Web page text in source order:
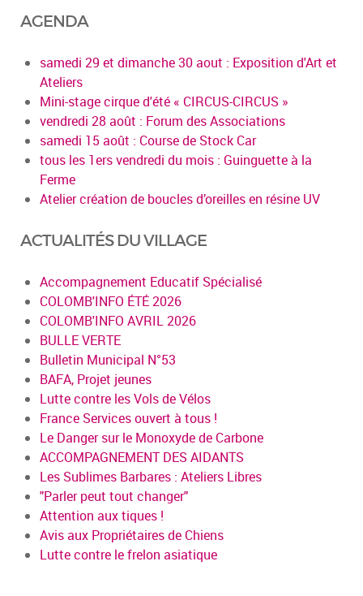
AGENDA
samedi 29 et dimanche 30 aout : Exposition d'Art et
Ateliers
Mini-stage cirque d'été « CIRCUS-CIRCUS »
vendredi 28 août : Forum des Associations
samedi 15 août : Course de Stock Car
tous les 1ers vendredi du mois : Guinguette à la
Ferme
Atelier création de boucles d’oreilles en résine UV
ACTUALITÉS DU VILLAGE
Accompagnement Educatif Spécialisé
COLOMB'INFO ÉTÉ 2026
COLOMB'INFO AVRIL 2026
BULLE VERTE
Bulletin Municipal N°53
BAFA, Projet jeunes
Lutte contre les Vols de Vélos
France Services ouvert à tous !
Le Danger sur le Monoxyde de Carbone
ACCOMPAGNEMENT DES AIDANTS
Les Sublimes Barbares : Ateliers Libres
"Parler peut tout changer"
Attention aux tiques !
Avis aux Propriétaires de Chiens
Lutte contre le frelon asiatique